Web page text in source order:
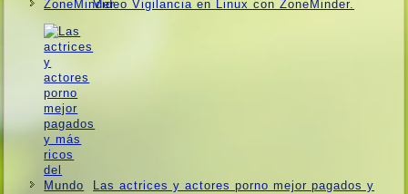
Video Vigilancia en Linux con ZoneMinder.
Las actrices y actores porno mejor pagados y